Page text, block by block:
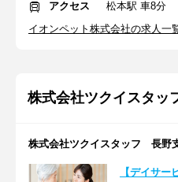
アクセス
松本駅 車8分
イオンペット株式会社の求人一
株式会社ツクイスタッ
株式会社ツクイスタッフ 長野
【デイサ